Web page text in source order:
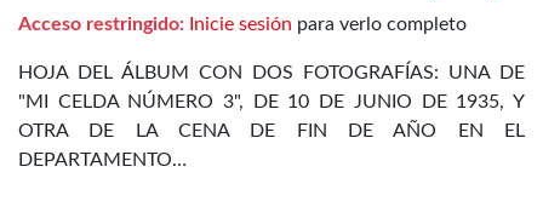
Acceso restringido: Inicie sesión para verlo completo
HOJA DEL ÁLBUM CON DOS FOTOGRAFÍAS: UNA DE
"MI CELDA NÚMERO 3", DE 10 DE JUNIO DE 1935, Y
OTRA DE LA CENA DE FIN DE AÑO EN EL
DEPARTAMENTO…